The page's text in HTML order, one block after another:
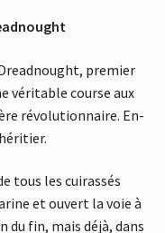
premier
véritable course aux
révolutionnaire. En-
tous les cuirassés
et ouvert la voie à
du fin, mais déjà, dans